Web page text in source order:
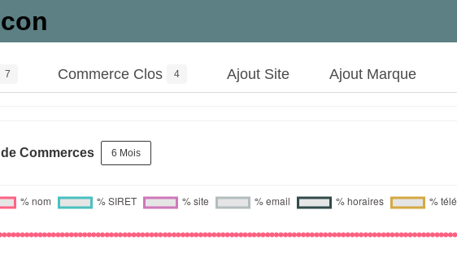
7 Commerce Clos 4 Ajout Site Ajout Marque
Commerces 6 Mois